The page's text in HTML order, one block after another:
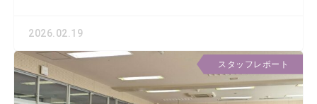
2026.02.19
スタッフレポート